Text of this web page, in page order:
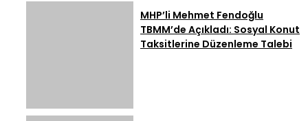
MHP’li Mehmet Fendoğlu
TBMM’de Açıkladı: Sosyal Konut
Taksitlerine Düzenleme Talebi